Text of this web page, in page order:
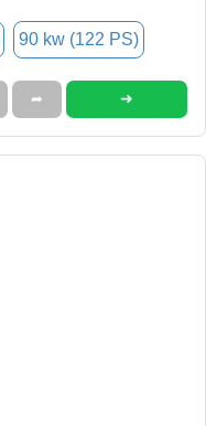
90 kw (122 PS)
➦ ➜